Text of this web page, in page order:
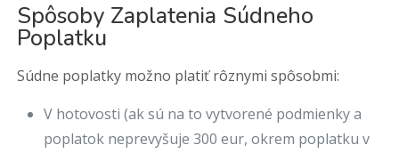
Spôsoby Zaplatenia Súdneho
Poplatku
Súdne poplatky možno platiť rôznymi spôsobmi:
V hotovosti (ak sú na to vytvorené podmienky a
poplatok neprevyšuje 300 eur, okrem poplatku v